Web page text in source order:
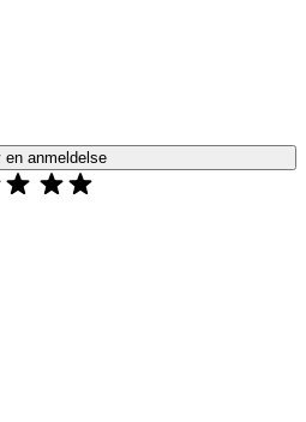
en anmeldelse